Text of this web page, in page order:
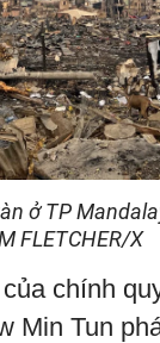
ở TP
FLETCHER/X
chính
Min Tun